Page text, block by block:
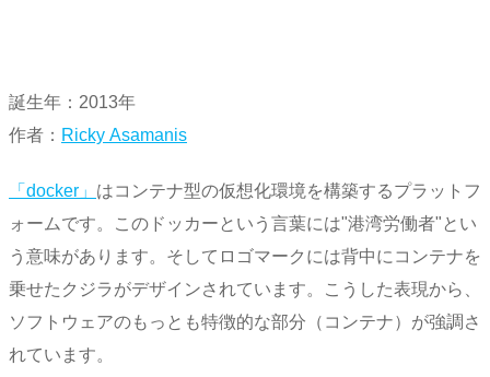
誕生年：2013年
作者： Ricky Asamanis
「docker」 はコンテナ型の仮想化環境を構築するプラットフ
ォームです。このドッカーという言葉には"港湾労働者"とい
う意味があります。そしてロゴマークには背中にコンテナを
乗せたクジラがデザインされています。こうした表現から、
ソフトウェアのもっとも特徴的な部分（コンテナ）が強調さ
れています。